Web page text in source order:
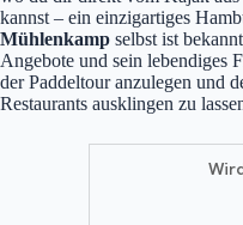
kannst – ein einzigartiges
Mühlenkamp selbst ist
Angebote und sein lebendiges
der Paddeltour anzulegen und
Restaurants ausklingen zu